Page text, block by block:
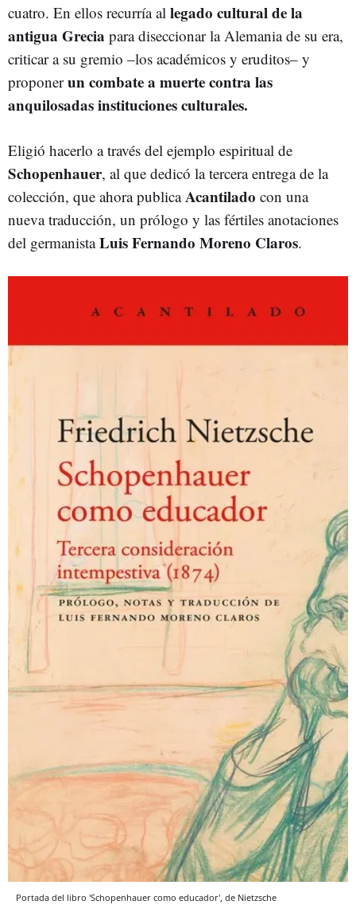
cuatro. En ellos recurría al legado cultural de la
antigua Grecia para diseccionar la Alemania de su era,
criticar a su gremio –los académicos y eruditos– y
proponerun combate a muerte contra las
anquilosadas instituciones culturales.
Eligió hacerlo a través del ejemplo espiritual de
Schopenhauer, al que dedicó la tercera entrega de la
colección, que ahora publicaAcantilado con una
nueva traducción, un prólogo y las fértiles anotaciones
del germanistaLuis Fernando Moreno Claros.
Portada del libro 'Schopenhauer como educador', de Nietzsche